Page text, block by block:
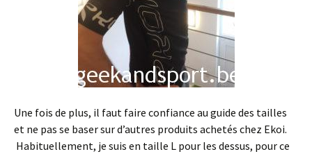
Une fois de plus, il faut faire confiance au guide des tailles
et ne pas se baser sur d’autres produits achetés chez Ekoi.
Habituellement, je suis en taille L pour les dessus, pour ce